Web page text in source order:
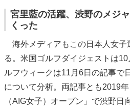
宮里藍の活躍、渋野のメジ
くった
海外メディアもこの日本人女子
る。米国ゴルフダイジェストは
ルフウィークは11月6日の記事で
について分析。両記事とも2019
（AIG女子）オープン」で渋野日